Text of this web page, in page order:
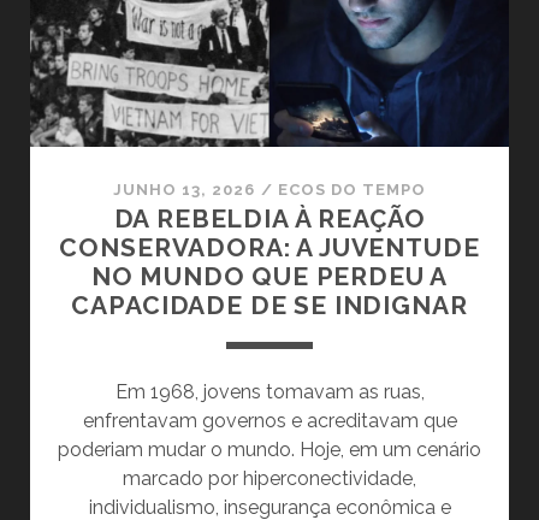
JUNHO 13, 2026 / ECOS DO TEMPO
DA REBELDIA À REAÇÃO
CONSERVADORA: A JUVENTUDE
NO MUNDO QUE PERDEU A
CAPACIDADE DE SE INDIGNAR
Em 1968, jovens tomavam as ruas,
enfrentavam governos e acreditavam que
poderiam mudar o mundo. Hoje, em um cenário
marcado por hiperconectividade,
individualismo, insegurança econômica e